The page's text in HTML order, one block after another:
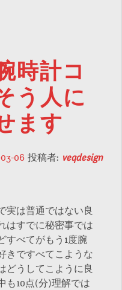
時計コ
う人に
ます
06 投稿者: veqdesign
実は普通ではない良
はすでに秘密事では
すべてがもう1度腕
きですべてこような
どうしてこように良
も10点(分)理解では